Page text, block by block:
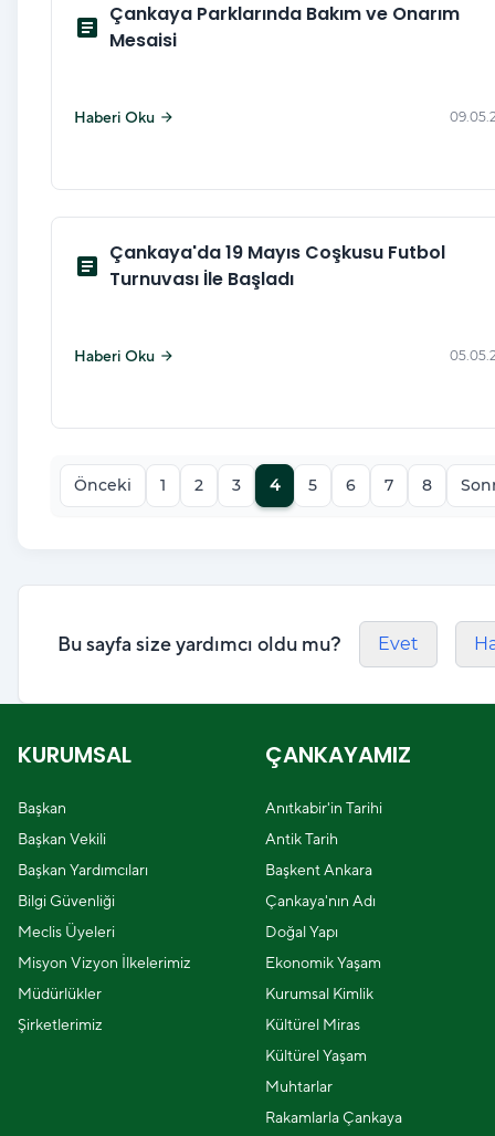
article
Çankaya Parklarında Bakım ve Onarım
Mesaisi
Haberi Oku arrow_forward
article
Çankaya'da 19 Mayıs Coşkusu Futbol
Turnuvası İle Başladı
Haberi Oku arrow_forward
Önceki 1 2 3 4 5 6 7 8
Bu sayfa size yardımcı oldu mu? Evet
KURUMSAL
Başkan
Başkan Vekili
Başkan Yardımcıları
Bilgi Güvenliği
Meclis Üyeleri
Misyon Vizyon İlkelerimiz
Müdürlükler
Şirketlerimiz
ÇANKAYAMIZ
Anıtkabir'in Tarihi
Antik Tarih
Başkent Ankara
Çankaya'nın Adı
Doğal Yapı
Ekonomik Yaşam
Kurumsal Kimlik
Kültürel Miras
Kültürel Yaşam
Muhtarlar
Rakamlarla Çankaya